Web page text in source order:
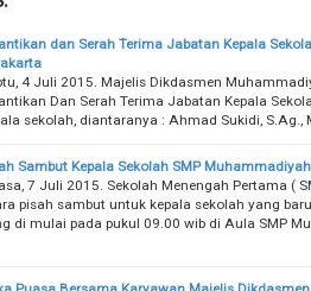
dan Serah Terima Jabatan Kepala
4 Juli 2015. Majelis Dikdasmen
Dan Serah Terima Jabatan Kepala
sekolah, diantaranya : Ahmad Sukidi, S.Ag.,
Sambut Kepala Sekolah SMP
7 Juli 2015. Sekolah Menengah Pertama (
pisah sambut untuk kepala sekolah yang
di mulai pada pukul 09.00 wib di Aula SMP